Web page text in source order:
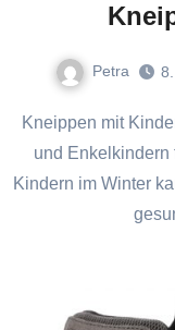
Petra
Kneippen mit Kindern hier mal im Winter: Rituale mit Oma
und Enkelkindern
Kindern im Winter